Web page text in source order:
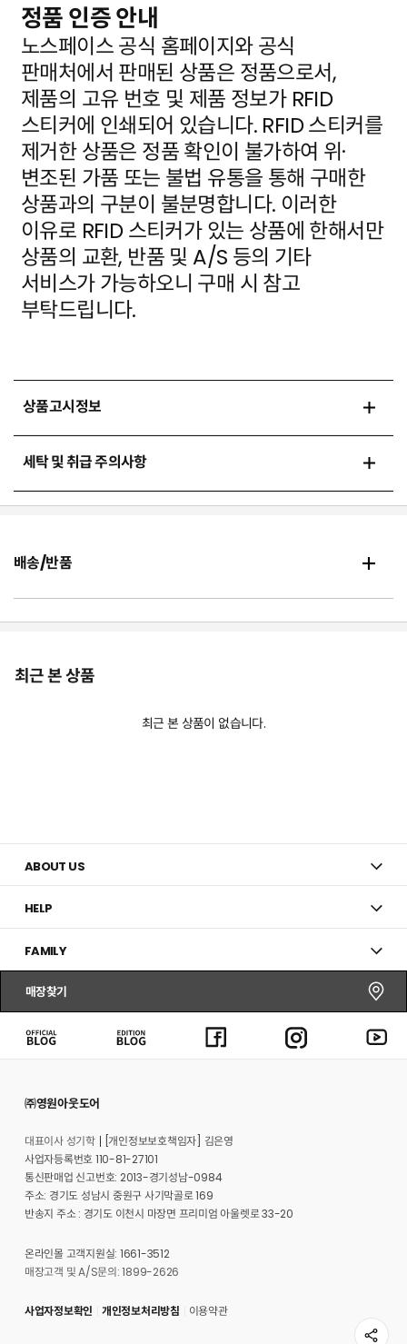
정품 인증 안내
노스페이스 공식 홈페이지와 공식
판매처에서 판매된 상품은 정품으로서,
제품의 고유 번호 및 제품 정보가 RFID
스티커에 인쇄되어 있습니다. RFID 스티커를
제거한 상품은 정품 확인이 불가하여 위·
변조된 가품 또는 불법 유통을 통해 구매한
상품과의 구분이 불분명합니다. 이러한
이유로 RFID 스티커가 있는 상품에 한해서만
상품의 교환, 반품 및 A/S 등의 기타
서비스가 가능하오니 구매 시 참고
부탁드립니다.
상품고시정보
세탁 및 취급 주의사항
배송/반품
최근 본 상품
최근 본 상품이 없습니다.
ABOUT US
HELP
FAMILY
매장찾기
㈜영원아웃도어
대표이사 성기학
[개인정보보호책임자] 김은영
사업자등록번호 110-81-27101
통신판매업 신고번호: 2013-경기성남-0984
주소: 경기도 성남시 중원구 사기막골로 169
반송지 주소 : 경기도 이천시 마장면 프리미엄 아울렛로 33-20
온라인몰 고객지원실: 1661-3512
매장고객 및 A/S문의: 1899-2626
사업자정보확인 개인정보처리방침 이용약관